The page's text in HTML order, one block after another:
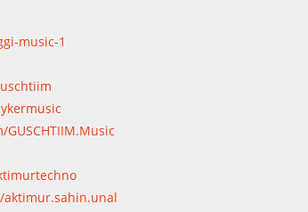
music-1
aktimur.sahin.unal